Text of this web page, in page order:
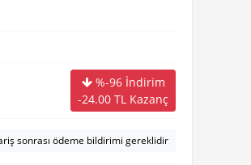
%-96 İndirim
-24.00 TL Kazanç
sonrası ödeme bildirimi gereklidir